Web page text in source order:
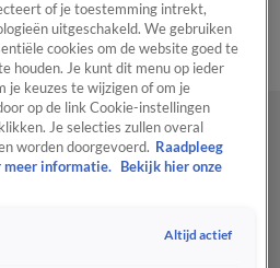
WeerTip de redactiePanelVideo's
of je toestemming intrekt,
uitgeschakeld. We gebruiken
cookies om de website goed te
houden. Je kunt dit menu op ieder
je keuzes te wijzigen of om je
op de link Cookie-instellingen
Je selecties zullen overal
worden doorgevoerd. Raadpleeg
meer informatie.
Bekijk hier onze
Altijd actief